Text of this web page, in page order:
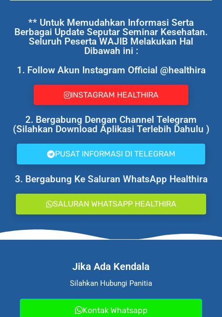
** Untuk Memudahkan Informasi Serta
Berbagai Update Seputar Seminar Kesehatan.
Seluruh Peserta WAJIB Melakukan Hal
Dibawah ini :
1. Follow Akun Instagram Official @healthira
INSTAGRAM HEALTHIRA
2. Bergabung Dengan Channel Telegram
(Silahkan Download Aplikasi Terlebih Dahulu )
PUSAT INFORMASI DI TELEGRAM
3. Bergabung Ke Saluran WhatsApp Healthira
SALURAN WHATSAPP HEALTHIRA
Jika Ada Kendala
Silahkan Hubungi Panitia
Kontak Whatsapp